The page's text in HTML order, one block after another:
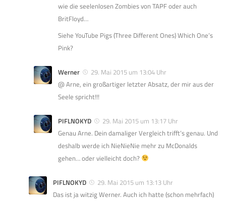
wie die seelenlosen Zombies von TAPF oder auch
BritFloyd…
Siehe YouTube Pigs (Three Different Ones) Which One’s
Pink?
Werner
29. Mai 2015 um 13:04 Uhr
@ Arne, ein großartiger letzter Absatz, der mir aus der
Seele spricht!!!
PIFLNOKYD
29. Mai 2015 um 13:17 Uhr
Genau Arne. Dein damaliger Vergleich trifft’s genau. Und
deshalb werde ich NieNieNie mehr zu McDonalds
gehen… oder vielleicht doch?
PIFLNOKYD
29. Mai 2015 um 13:13 Uhr
Das ist ja witzig Werner. Auch ich hatte (schon mehrfach)